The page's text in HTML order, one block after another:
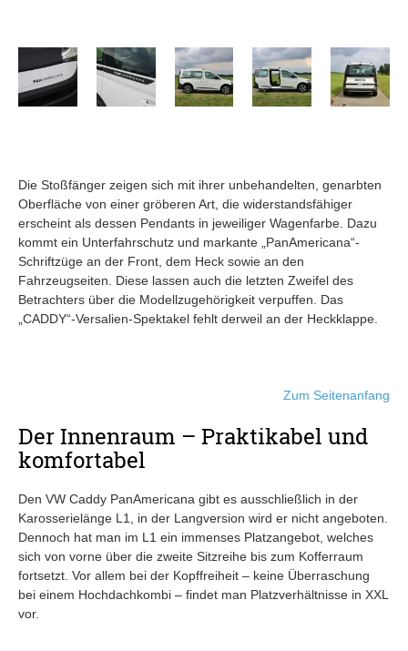
Die Stoßfänger zeigen sich mit ihrer unbehandelten, genarbten
Oberfläche von einer gröberen Art, die widerstandsfähiger
erscheint als dessen Pendants in jeweiliger Wagenfarbe. Dazu
kommt ein Unterfahrschutz und markante „PanAmericana“-
Schriftzüge an der Front, dem Heck sowie an den
Fahrzeugseiten. Diese lassen auch die letzten Zweifel des
Betrachters über die Modellzugehörigkeit verpuffen. Das
„CADDY“-Versalien-Spektakel fehlt derweil an der Heckklappe.
Zum Seitenanfang
Der Innenraum – Praktikabel und
komfortabel
Den VW Caddy PanAmericana gibt es ausschließlich in der
Karosserielänge L1, in der Langversion wird er nicht angeboten.
Dennoch hat man im L1 ein immenses Platzangebot, welches
sich von vorne über die zweite Sitzreihe bis zum Kofferraum
fortsetzt. Vor allem bei der Kopffreiheit – keine Überraschung
bei einem Hochdachkombi – findet man Platzverhältnisse in XXL
vor.